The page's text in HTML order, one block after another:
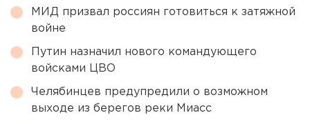
МИД призвал россиян готовиться к затяжной
войне
Путин назначил нового командующего
войсками ЦВО
Челябинцев предупредили о возможном
выходе из берегов реки Миасс